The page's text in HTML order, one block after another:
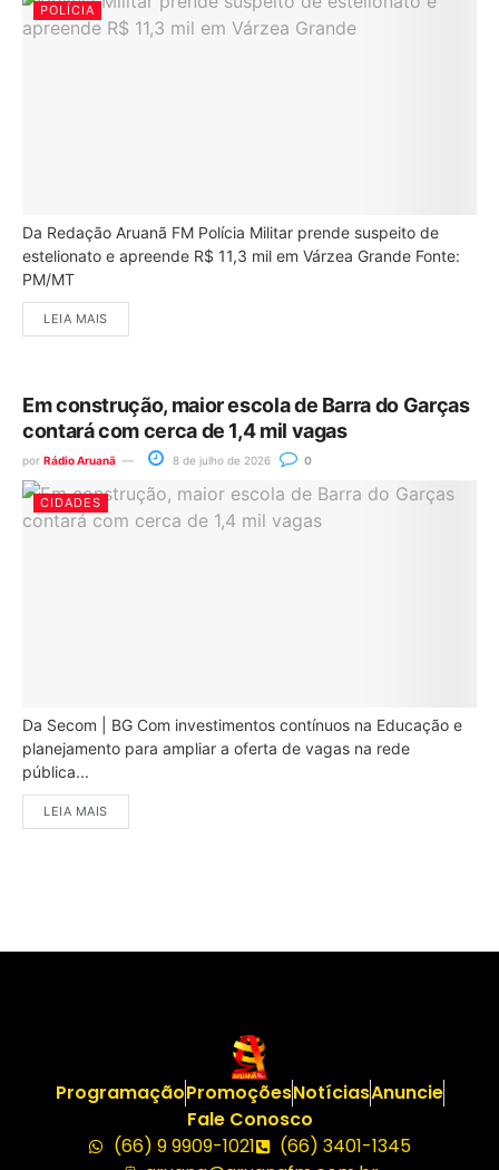
POLÍCIA
Da Redação Aruanã FM Polícia Militar prende suspeito de
estelionato e apreende R$ 11,3 mil em Várzea Grande Fonte:
PM/MT
LEIA MAIS
Em construção, maior escola de Barra do Garças
contará com cerca de 1,4 mil vagas
por Rádio Aruanã 8 de julho de 2026 0
CIDADES
Da Secom | BG Com investimentos contínuos na Educação e
planejamento para ampliar a oferta de vagas na rede
pública...
LEIA MAIS
ProgramaçãoPromoçõesNotíciasAnuncie
Fale Conosco
(66) 9 9909-1021
(66) 3401-1345